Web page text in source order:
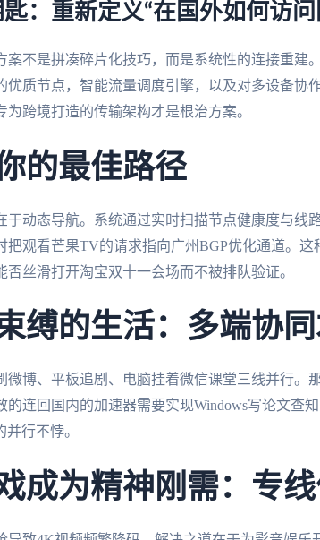
：重新定义“在国外如何访问
案不是拼凑碎片化技巧，而是系统性的连接重建
优质节点，智能流量调度引擎，以及对多设备协
跨境打造的传输架构才是根治方案。
的最佳路径
于动态导航。系统通过实时扫描节点健康度与线
把观看芒果TV的请求指向广州BGP优化通道。
否丝滑打开淘宝双十一会场而不被排队验证。
缚的生活：多端协
微博、平板追剧、电脑挂着微信课堂三线并行。
连回国内的加速器需要实现Windows写论文查知
行不悖。
成为精神刚需：专